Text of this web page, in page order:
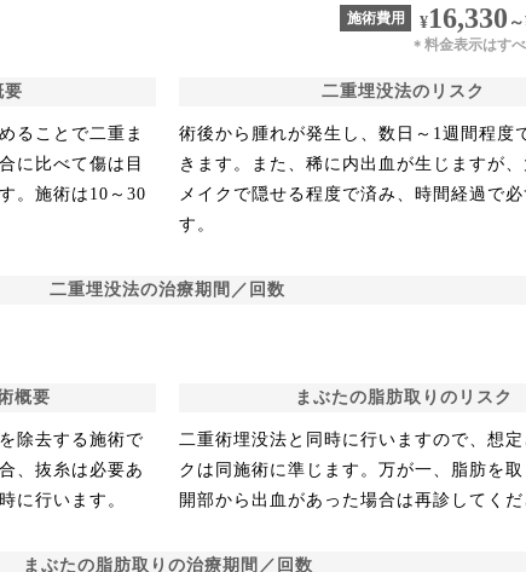
施術費用 ¥16,330 ～
＊ 料金表示はす
要
ることで二重ま
に比べて傷は目
。施術は10～30
二重埋没法のリスク
術後から腫れが発生し、数日～1週間程度
きます。また、稀に内出血が生じますが
メイクで隠せる程度で済み、時間経過で必
す。
二重埋没法の治療期間／回数
概要
除去する施術で
、抜糸は必要あ
に行います。
まぶたの脂肪取りのリスク
二重術埋没法と同時に行いますので、想定
クは同施術に準じます。万が一、脂肪を
開部から出血があった場合は再診してくだ
まぶたの脂肪取りの治療期間／回数